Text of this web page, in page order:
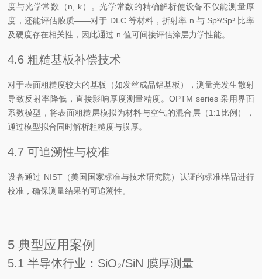
度与光学常数（n, k）。光学常数的精确解析使设备不仅能测量厚
度，还能评估膜质——对于 DLC 等材料，折射率 n 与 Sp²/Sp³ 比率
及硬度存在相关性，因此通过 n 值可间接评估涂层力学性能。
4.6 粗糙基板补偿技术
对于表面粗糙度较大的基板（如发丝成品铝基板），测量光发生散射
导致反射率降低，直接影响厚度测量精度。OPTM series 采用界面
系数模型，将表面粗糙层模拟为材料与空气的混合层（1:1比例），
通过模型拟合同时解析粗糙度与膜厚。
4.7 可追溯性与校准
设备通过 NIST（美国国家标准与技术研究院）认证的标准样品进行
校准，确保测量结果的可追溯性。
5 典型应用案例
5.1 半导体行业：SiO₂/SiN 膜厚测量